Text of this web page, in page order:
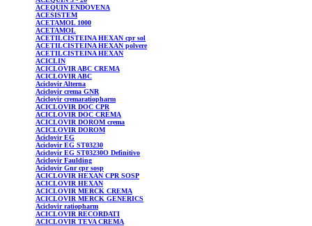
ACEQUIN ENDOVENA
ACESISTEM
ACETAMOL1000
ACETAMOL
ACETILCISTEINAHEXAN cpr sol
ACETILCISTEINAHEXAN polvere
ACETILCISTEINAHEXAN
ACICLIN
ACICLOVIR ABC CREMA
ACICLOVIR ABC
AciclovirAlterna
Aciclovircrema GNR
Aciclovircremaratiopharm
ACICLOVIR DOC CPR
ACICLOVIR DOC CREMA
ACICLOVIR DOROM crema
ACICLOVIR DOROM
AciclovirEG
AciclovirEG ST03230
AciclovirEG ST03230O Definitivo
AciclovirFaulding
AciclovirGnr cpr sosp
ACICLOVIR HEXAN CPR SOSP
ACICLOVIR HEXAN
ACICLOVIR MERCK CREMA
ACICLOVIR MERCK GENERICS
Aciclovirratiopharm
ACICLOVIR RECORDATI
ACICLOVIR TEVA CREMA